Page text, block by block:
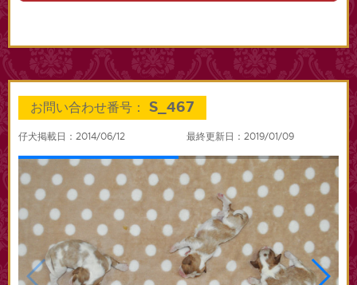
お問い合わせ番号： S_467
仔犬掲載日：2014/06/12 最終更新日：2019/01/09